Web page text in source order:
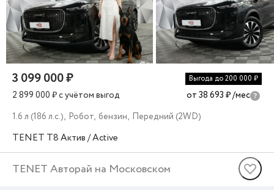
3 099 000 ₽ Выгода до 200 000 ₽
2 899 000 ₽c учётом выгод от 38 693 ₽/мес
1.6 л (186 л.с.), Робот, бензин, Передний (2WD)
TENET T8Актив / Active
TENET Авторай на Московском